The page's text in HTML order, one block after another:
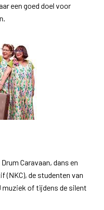
een goed doel voor
Caravaan, dans en
(NKC), de studenten van
muziek of tijdens de silent